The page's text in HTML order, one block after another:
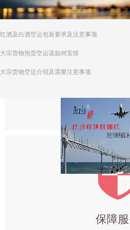
代钉木
科学的木箱及木架包装对于精密仪器
保障
航空货运当天件，到底咋回事儿？
我的货物“飞天”奇遇记
春季鱼苗空运需要注意事项及流程
空运货物推荐的物流公司
白云机场鲜花能空运吗
化妆品走顺丰空运可以吗
航空货运包装要求
精准的航空货运需要有操作规范要求
空运货物尺寸及重量要求
搭乘飞机行李托运超限额怎么办
充电宝可以空运吗？
酒类空运现象变迁史
酒类空运短途提货及派送注意事项
高浓度白酒能航空货运吗
大批量瓷砖空运到重庆